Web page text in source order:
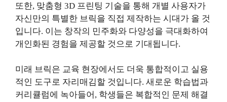
또한, 맞춤형 3D 프린팅 기술을 통해 개별 사용자가
자신만의 특별한 브릭을 직접 제작하는 시대가 올 것
입니다. 이는 창작의 민주화와 다양성을 극대화하여
개인화된 경험을 제공할 것으로 기대됩니다.
미래 브릭은 교육 현장에서도 더욱 통합적이고 실용
적인 도구로 자리매김할 것입니다. 새로운 학습법과
커리큘럼에 녹아들어, 학생들은 복합적인 문제 해결